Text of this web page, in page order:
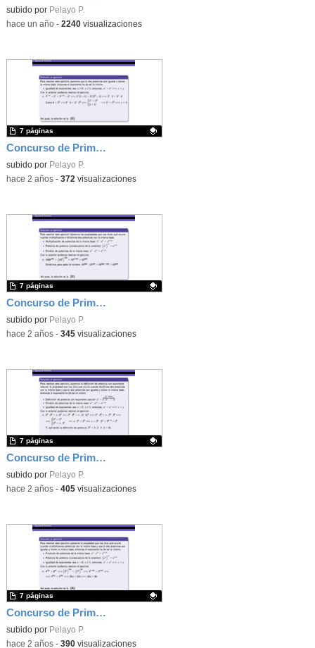
Contenido educativo.
subido por Pelayo P.
-hace un año- 2240visualizaciones
Concurso de Primavera - 2010 - Fase 1 - Nivel 4 - Ejercicio 12
Contenido educativo.
subido por Pelayo P.
7 páginas
-hace 2 años- 372 visualizaciones
Concurso de Primavera - 2011 - Fase 2 - Nivel 2 - Ejercicio 11
Contenido educativo.
subido por Pelayo P.
7 páginas
-hace 2 años- 345visualizaciones
Concurso de Primavera - 2014 - Fase 1 - Nivel 3 - Ejercicio 1
Contenido educativo.
subido por Pelayo P.
7 páginas
-hace 2 años- 405visualizaciones
Concurso de Primavera - 2016 - Fase 2 - Nivel 2 - Ejercicio 8
Contenido educativo.
subido por Pelayo P.
7 páginas
-hace 2 años- 390visualizaciones